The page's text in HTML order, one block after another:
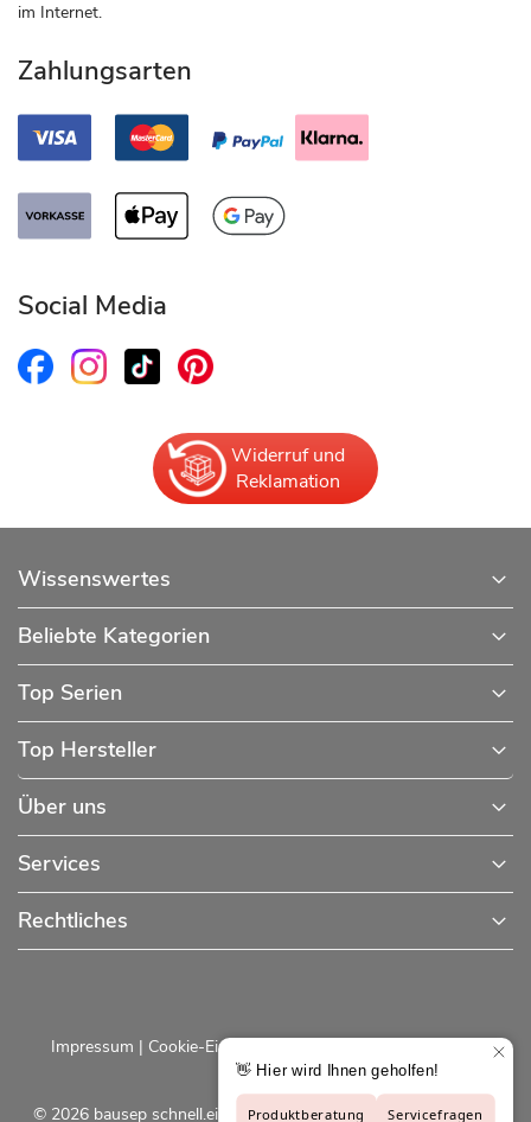
im Internet.
Zahlungsarten
Social Media
Widerruf und
Reklamation
Wissenswertes
Beliebte Kategorien
Top Serien
Top Hersteller
Über uns
Services
Rechtliches
© 2026 bausep schnell.einfach.preiswert - Baustoffe online für
Impressum | Cookie-Einstellungen